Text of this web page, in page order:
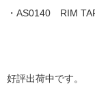
・AS0140 RIM
好評出荷中です。